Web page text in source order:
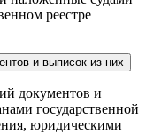
реестре
и выписок из них
документов и
государственной
юридическими